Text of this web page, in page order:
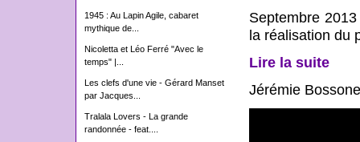
1945 : Au Lapin Agile, cabaret
mythique de...
Nicoletta et Léo Ferré "Avec le
temps" |...
Les clefs d'une vie - Gérard Manset
par Jacques...
Tralala Lovers - La grande
randonnée - feat....
Septembre
la réalisation du
Lire la suite
Jérémie